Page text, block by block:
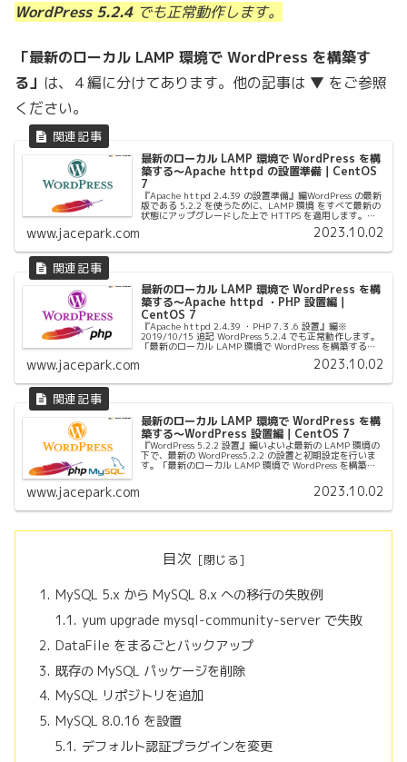
WordPress 5.2.4 でも正常動作します。
「最新のローカル LAMP 環境で WordPress を構築す
る」 は、４編に分けてあります。他の記事は ▼ をご参照
ください。
最新のローカル LAMP 環境で WordPress を構
築する〜Apache httpd の設置準備｜CentOS
7
『Apache httpd 2.4.39 の設置準備』編WordPress の最新
版である 5.2.2 を使うために、LAMP 環境 をすべて最新の
状態にアップグレードした上で HTTPS を適用します。ま
www.jacepark.com 2023.10.02
最新のローカル LAMP 環境で WordPress を構
築する〜Apache httpd ・PHP 設置編｜
CentOS 7
『Apache httpd 2.4.39 ・PHP 7.３.6 設置』編※
2019/10/15 追記 WordPress 5.2.4 でも正常動作します。
「最新のローカル LAMP 環境で WordPress を構築する」
www.jacepark.com 2023.10.02
最新のローカル LAMP 環境で WordPress を構
築する〜WordPress 設置編｜CentOS 7
『WordPress 5.2.2 設置』編いよいよ最新の LAMP 環境の
下で、最新の WordPress5.2.2 の設置と初期設定を行いま
す。「最新のローカル LAMP 環境で WordPress を構築す
www.jacepark.com 2023.10.02
目次
MySQL 5.x から MySQL 8.x への移行の失敗例
yum upgrade mysql-community-server で失敗
DataFile をまるごとバックアップ
既存の MySQL パッケージを削除
MySQL リポジトリを追加
MySQL 8.0.16 を設置
デフォルト認証プラグインを変更